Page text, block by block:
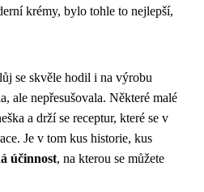
krémy, bylo tohle to nejlepší,
se skvěle hodil i na výrobu
ale nepřesušovala. Některé malé
a drží se receptur, které se v
Je v tom kus historie, kus
účinnost, na kterou se můžete